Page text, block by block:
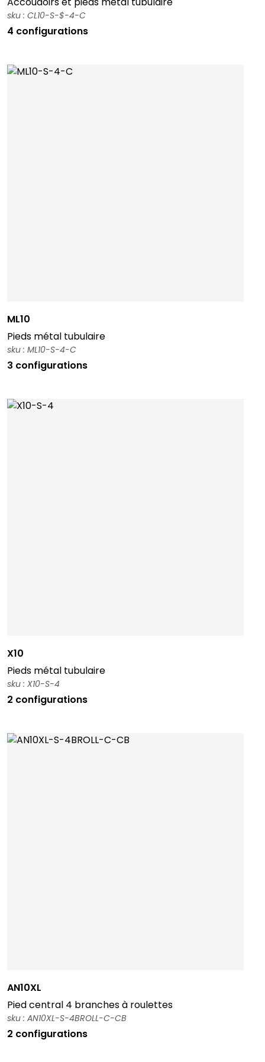
sku : CL10-S-$-4-C
4 configurations
ML10
Pieds métal tubulaire
sku : ML10-S-4-C
3 configurations
X10
Pieds métal tubulaire
sku : X10-S-4
2 configurations
AN10XL
Pied central 4 branches à roulettes
sku : AN10XL-S-4BROLL-C-CB
2 configurations